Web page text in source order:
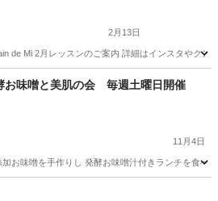
2月13日
de Mi 2月レッスンのご案内 詳細はインスタやク
パン ティラミス
お味噌と美肌の会 毎週土曜日開催
11月4日
お味噌を手作りし 発酵お味噌汁付きランチを食